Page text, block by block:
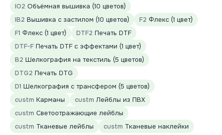
IO2 Объёмная вышивка (10 цветов)
IB2 Вышивка с застилом (10 цветов) F2 Флекс (1 цвет)
F1 Флекс (1 цвет) DTF2 Печать DTF
DTF-F Печать DTF с эффектами (1 цвет)
B2 Шелкография на текстиль (5 цветов)
DTG2 Печать DTG
D1 Шелкография с трансфером (5 цветов)
custm Карманы custm Лейблы из ПВХ
custm Светоотражающие лейблы
custm Тканевые лейблы custm Тканевые наклейки